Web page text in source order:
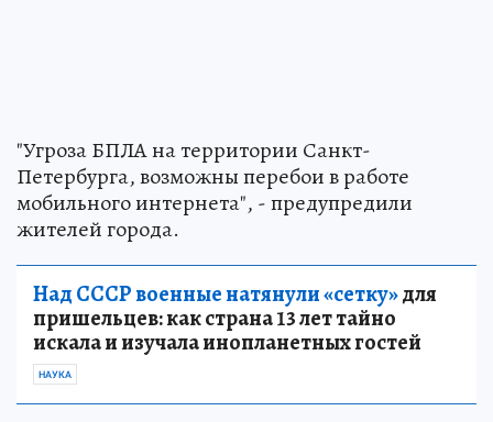
"Угроза БПЛА на территории Санкт-
Петербурга, возможны перебои в работе
мобильного интернета", - предупредили
жителей города.
Над СССР военные натянули «сетку»для
пришельцев: как страна 13 лет тайно
искала и изучала инопланетных гостей
НАУКА